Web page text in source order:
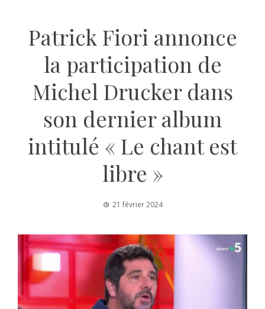
Patrick Fiori annonce
la participation de
Michel Drucker dans
son dernier album
intitulé « Le chant est
libre »
21 février 2024